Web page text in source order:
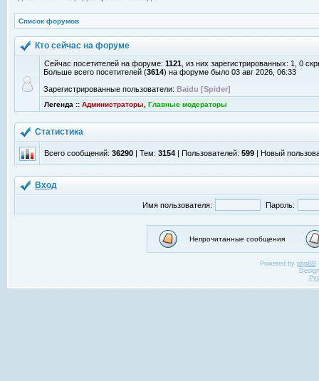
Список форумов
Кто сейчас на форуме
Сейчас посетителей на форуме: 1121 , из них зарегистрированных: 1, 0
Больше всего посетителей (3614) на форуме было 03 авг 2026, 06:33
Зарегистрированные пользователи: Baidu [Spider]
Легенда :: Администраторы Главные модераторы
Статистика
Всего сообщений: 36290 | Тем: 3154 | Пользователей: 599 | Новый
Вход
Имя пользователя: Пароль:
Непрочитанные сообщения
Powered by phpBB